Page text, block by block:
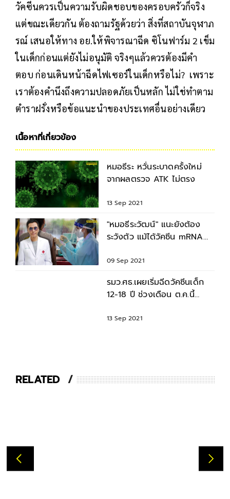
วัคซีนควรเป็นความรับผิดชอบของครอบครัวก็จริง
แต่ขณะเดียวกัน ต้องถามรัฐด้วยว่า สิ่งที่สถาบันจุฬาภ
รณ์ เสนอให้ทาง อย.ให้พิจารณาฉีด ซิโนฟาร์ม 2 เข็ม
ในเด็กก่อนแต่ยังไม่อนุมัติ จริงๆแล้วควรต้องมีคำ
ตอบ ก่อนเดินหน้าฉีดไฟเซอร์ในเด็กหรือไม่? เพราะ
เราต้องคำนึงถึงความปลอดภัยเป็นหลัก ไม่ใช่ทำตาม
ตำราฝรั่งหรือข้อแนะนำของประเทศอื่นอย่างเดียว
เนื้อหาที่เกี่ยวข้อง
หมอธีระ หวั่นระบาดครั้งใหม่
จากผลตรวจ ATK ไม่ตรง
13 Sep 2021
"หมอธีระวัฒน์" แนะยังต้อง
ระวังตัว แม้ได้วัคซีน mRNA
09 Sep 2021
รมว.ศธ.เผยเริ่มฉีดวัคซีนเด็ก
12-18 ปี ช่วงเดือน ต.ค.นี้
13 Sep 2021
RELATED